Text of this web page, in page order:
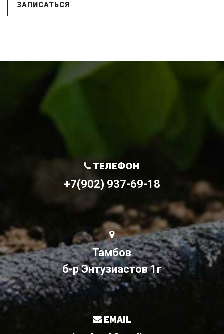
ЗАПИСАТЬСЯ
ТЕЛЕФОН
+7(902) 937-69-18
Тамбов
б-р Энтузиастов 1г
EMAIL